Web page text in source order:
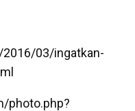
03/ingatkan-
photo.php?